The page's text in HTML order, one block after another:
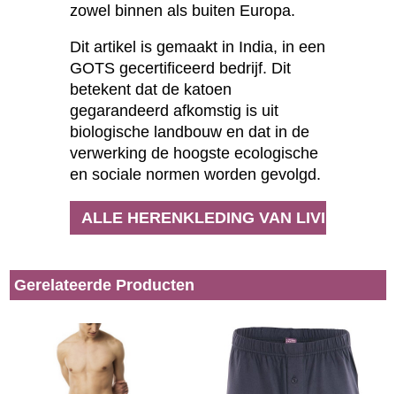
zowel binnen als buiten Europa.
Dit artikel is gemaakt in India, in een
GOTS gecertificeerd bedrijf. Dit
betekent dat de katoen
gegarandeerd afkomstig is uit
biologische landbouw en dat in de
verwerking de hoogste ecologische
en sociale normen worden gevolgd.
ALLE HERENKLEDING VAN LIVING
Gerelateerde Producten